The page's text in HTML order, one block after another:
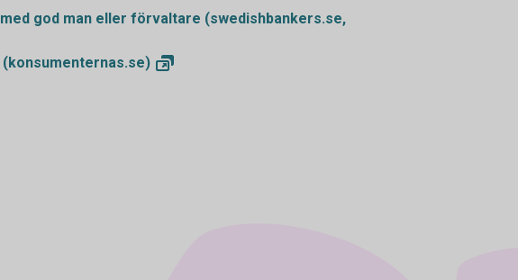
god man eller förvaltare (swedishbankers.se,
(konsumenternas.se)